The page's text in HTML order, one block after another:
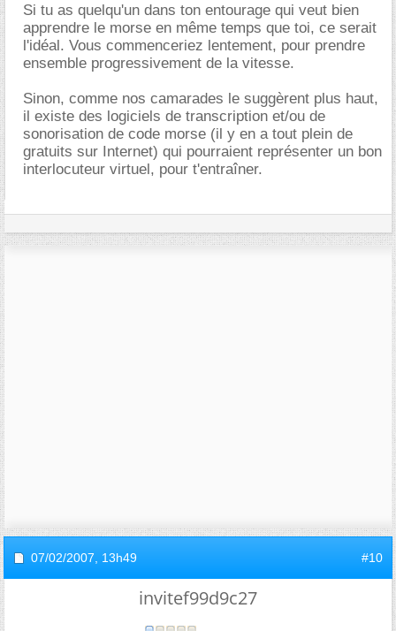
Si tu as quelqu'un dans ton entourage qui veut bien
apprendre le morse en même temps que toi, ce serait
l'idéal. Vous commenceriez lentement, pour prendre
ensemble progressivement de la vitesse.
Sinon, comme nos camarades le suggèrent plus haut,
il existe des logiciels de transcription et/ou de
sonorisation de code morse (il y en a tout plein de
gratuits sur Internet) qui pourraient représenter un bon
interlocuteur virtuel, pour t'entraîner.
07/02/2007, 13h49 #10
invitef99d9c27